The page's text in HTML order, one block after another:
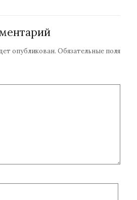
опубликован. Обязательные поля